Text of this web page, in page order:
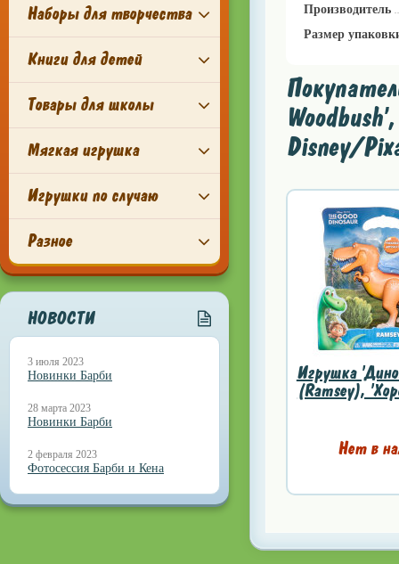
Наборы для творчества
Книги для детей
Товары для школы
Мягкая игрушка
Игрушки по случаю
Разное
НОВОСТИ
3 июля 2023
Новинки Барби
28 марта 2023
Новинки Барби
2 февраля 2023
Фотосессия Барби и Кена
Производитель
Размер
Disney/
Игрушка
(Ramsey),
Нет в